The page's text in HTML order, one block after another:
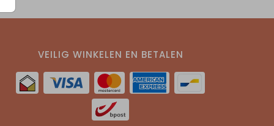
VEILIG WINKELEN EN BETALEN